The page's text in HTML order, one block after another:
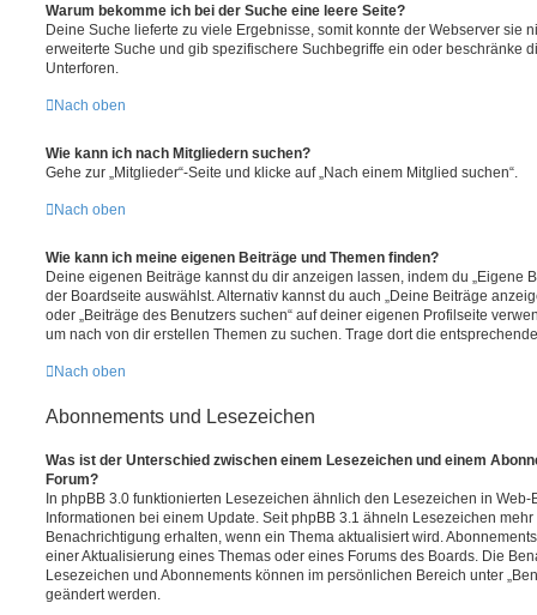
Warum bekomme ich bei der Suche eine leere Seite?
Deine Suche lieferte zu viele Ergebnisse, somit konnte der Webserver sie
erweiterte Suche und gib spezifischere Suchbegriffe ein oder beschränke
Unterforen.
Nach oben
Wie kann ich nach Mitgliedern suchen?
Gehe zur „Mitglieder“-Seite und klicke auf „Nach einem Mitglied suchen“.
Nach oben
Wie kann ich meine eigenen Beiträge und Themen finden?
Deine eigenen Beiträge kannst du dir anzeigen lassen, indem du „Eigene
der Boardseite auswählst. Alternativ kannst du auch „Deine Beiträge
oder „Beiträge des Benutzers suchen“ auf deiner eigenen Profilseite
um nach von dir erstellen Themen zu suchen. Trage dort die
Nach oben
Abonnements und Lesezeichen
Was ist der Unterschied zwischen einem Lesezeichen und einem
Forum?
In phpBB 3.0 funktionierten Lesezeichen ähnlich den Lesezeichen in
Informationen bei einem Update. Seit phpBB 3.1 ähneln Lesezeichen
Benachrichtigung erhalten, wenn ein Thema aktualisiert wird.
einer Aktualisierung eines Themas oder eines Forums des Boards. Die
Lesezeichen und Abonnements können im persönlichen Bereich unter
geändert werden.